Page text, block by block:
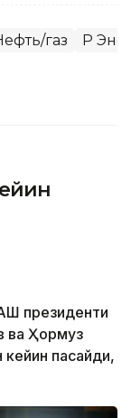
газ ҚР
президенти
ва Ҳормуз
кейин пасайди,